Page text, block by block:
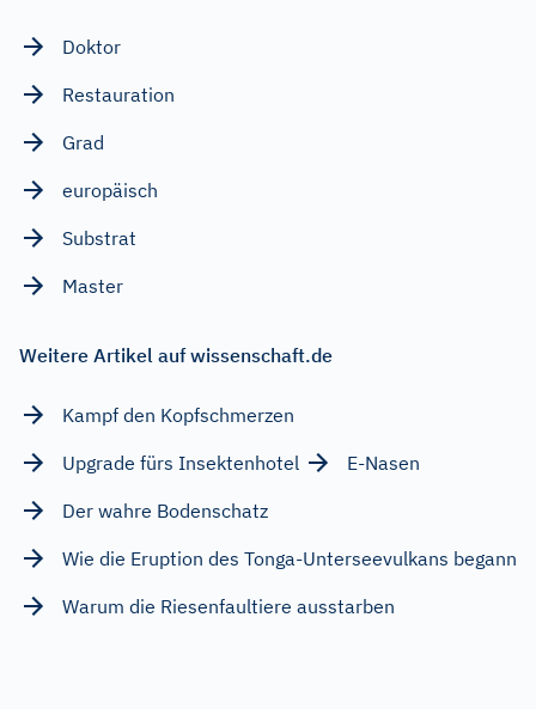
Doktor
Restauration
Grad
europäisch
Substrat
Master
Weitere Artikel auf wissenschaft.de
Kampf den Kopfschmerzen
Upgrade fürs Insektenhotel
E-Nasen
Der wahre Bodenschatz
Wie die Eruption des Tonga-Unterseevulkans begann
Warum die Riesenfaultiere ausstarben